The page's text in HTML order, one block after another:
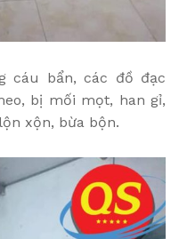
cáu bẩn, các đồ đạc
bị mối mọt, han gỉ,
xộn, bừa bộn.